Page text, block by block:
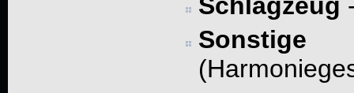
Schlagzeug
Sonstige